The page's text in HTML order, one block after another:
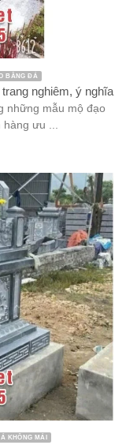
BẰNG ĐÁ
nghiêm, ý nghĩa
những mẫu mộ đạo
ưu ...
KHÔNG MÁI